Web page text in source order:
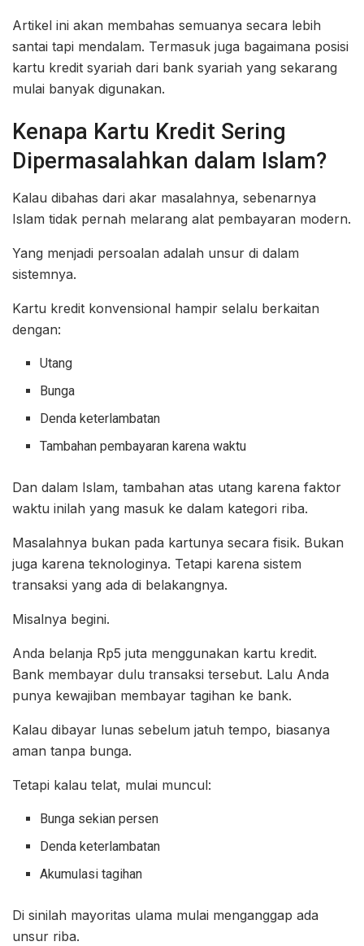
Artikel ini akan membahas semuanya secara lebih
santai tapi mendalam. Termasuk juga bagaimana posisi
kartu kredit syariah dari bank syariah yang sekarang
mulai banyak digunakan.
Kenapa Kartu Kredit Sering
Dipermasalahkan dalam Islam?
Kalau dibahas dari akar masalahnya, sebenarnya
Islam tidak pernah melarang alat pembayaran modern.
Yang menjadi persoalan adalah unsur di dalam
sistemnya.
Kartu kredit konvensional hampir selalu berkaitan
dengan:
Utang
Bunga
Denda keterlambatan
Tambahan pembayaran karena waktu
Dan dalam Islam, tambahan atas utang karena faktor
waktu inilah yang masuk ke dalam kategori riba.
Masalahnya bukan pada kartunya secara fisik. Bukan
juga karena teknologinya. Tetapi karena sistem
transaksi yang ada di belakangnya.
Misalnya begini.
Anda belanja Rp5 juta menggunakan kartu kredit.
Bank membayar dulu transaksi tersebut. Lalu Anda
punya kewajiban membayar tagihan ke bank.
Kalau dibayar lunas sebelum jatuh tempo, biasanya
aman tanpa bunga.
Tetapi kalau telat, mulai muncul:
Bunga sekian persen
Denda keterlambatan
Akumulasi tagihan
Di sinilah mayoritas ulama mulai menganggap ada
unsur riba.